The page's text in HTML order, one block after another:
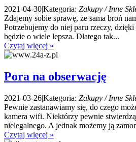
2021-04-30|Kategoria: Zakupy / Inne
Zdajemy sobie sprawę, że sama broń
Potrzebujemy do niej paru rzeczy,
będzie o wiele lepsza. Dlatego tak...
Czytaj więcej »
Pora na obserwację
2021-03-26|Kategoria: Zakupy / Inne
Pewnie zastanawiamy się, do czego
kamera wifi. Niektórzy pewnie
nielegalnego. A jednak możemy ją
Czytaj więcej »